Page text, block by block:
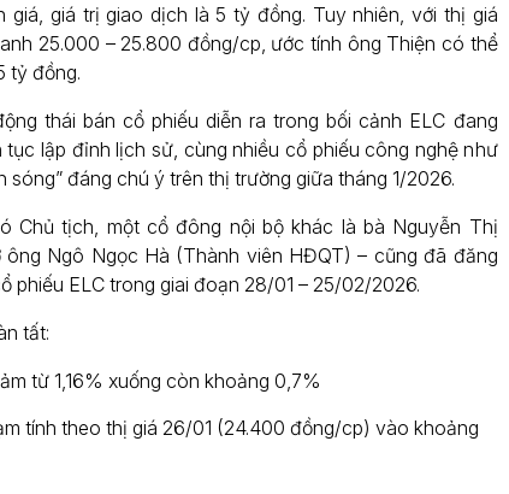
giá, giá trị giao dịch là 5 tỷ đồng. Tuy nhiên, với thị giá
25.000 – 25.800 đồng/cp, ước tính ông Thiện có thể
tỷ đồng.
thái bán cổ phiếu diễn ra trong bối cảnh ELC đang
tục lập đỉnh lịch sử, cùng nhiều cổ phiếu công nghệ như
sóng” đáng chú ý trên thị trường giữa tháng 1/2026.
Chủ tịch, một cổ đông nội bộ khác là bà Nguyễn Thị
ông Ngô Ngọc Hà (Thành viên HĐQT) – cũng đã đăng
phiếu ELC trong giai đoạn 28/01 – 25/02/2026.
tất:
từ 1,16% xuống còn khoảng 0,7%
tính theo thị giá 26/01 (24.400 đồng/cp) vào khoảng